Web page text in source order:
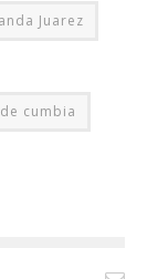
Juarez
cumbia